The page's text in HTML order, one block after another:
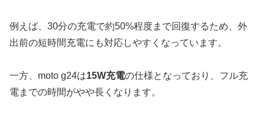
例えば、30分の充電で約50%程度まで回復するため、外
出前の短時間充電にも対応しやすくなっています。
一方、moto g24は15W充電の仕様となっており、フル充
電までの時間がやや長くなります。